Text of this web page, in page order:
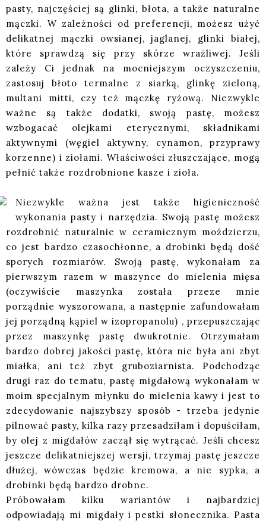
pasty, najczęściej są glinki, błota, a także naturalne
mączki. W zależności od preferencji, możesz użyć
delikatnej mączki owsianej, jaglanej, glinki białej,
które sprawdzą się przy skórze wrażliwej. Jeśli
zależy Ci jednak na mocniejszym oczyszczeniu,
zastosuj błoto termalne z siarką, glinkę zieloną,
multani mitti, czy też mączkę ryżową. Niezwykle
ważne są także dodatki, swoją pastę, możesz
wzbogacać olejkami eterycznymi, składnikami
aktywnymi (węgiel aktywny, cynamon, przyprawy
korzenne) i ziołami. Właściwości złuszczające, mogą
pełnić także rozdrobnione kasze i zioła.
Niezwykle ważna jest także higieniczność
wykonania pasty i narzędzia. Swoją pastę możesz
rozdrobnić naturalnie w ceramicznym moździerzu,
co jest bardzo czasochłonne, a drobinki będą dość
sporych rozmiarów. Swoją pastę, wykonałam za
pierwszym razem w maszynce do mielenia mięsa
(oczywiście maszynka została przeze mnie
porządnie wyszorowana, a następnie zafundowałam
jej porządną kąpiel w izopropanolu) , przepuszczając
przez maszynkę pastę dwukrotnie. Otrzymałam
bardzo dobrej jakości pastę, która nie była ani zbyt
miałka, ani też zbyt gruboziarnista. Podchodząc
drugi raz do tematu, pastę migdałową wykonałam w
moim specjalnym młynku do mielenia kawy i jest to
zdecydowanie najszybszy sposób - trzeba jedynie
pilnować pasty, kilka razy przesadziłam i dopuściłam,
by olej z migdałów zaczął się wytrącać. Jeśli chcesz
jeszcze delikatniejszej wersji, trzymaj pastę jeszcze
dłużej, wówczas będzie kremowa, a nie sypka, a
drobinki będą bardzo drobne.
Próbowałam kilku wariantów i najbardziej
odpowiadają mi migdały i pestki słonecznika. Pasta